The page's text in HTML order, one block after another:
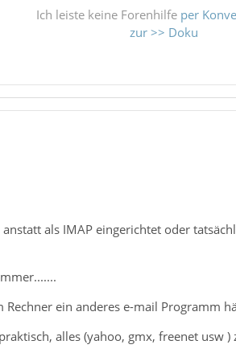
Ich leiste keine Forenhilfe per
zur >> Doku
als IMAP eingerichtet oder
ein anderes e-mail Programm
alles (yahoo, gmx, freenet usw